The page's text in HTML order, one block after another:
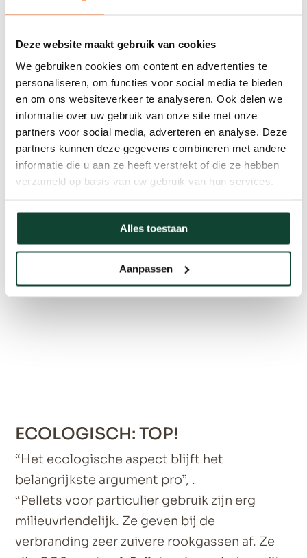
Deze website maakt gebruik van cookies
We gebruiken cookies om content en advertenties te
personaliseren, om functies voor social media te bieden
en om ons websiteverkeer te analyseren. Ook delen we
informatie over uw gebruik van onze site met onze
partners voor social media, adverteren en analyse. Deze
partners kunnen deze gegevens combineren met andere
informatie die u aan ze heeft verstrekt of die ze hebben
verzameld op basis van uw gebruik van hun services.
Alles toestaan
Aanpassen
MINIMALE VERVUILENDE
STOFFEN
Hout bevat altijd sporen van bepaalde
metalen die van
nature in de aarde aanwezig zijn. Volgens
onzeISO 17225-2zijn limieten bepaald voor
de diverse metalen.
Onze pellets scoren hier uitzonderlijk goed
op, waardoor zeweinig vervuilendzijn.
ECOLOGISCH: TOP!
“Het ecologische aspect blijft het
belangrijkste argument pro”, .
“Pellets voor particulier gebruik zijn erg
milieuvriendelijk. Ze geven bij de
verbranding zeer zuivere rookgassen af. Ze